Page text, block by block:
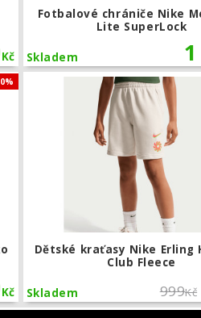
Kč
Fotbalové chrániče Nike
Lite SuperLock
Skladem
United FC 25/26
Kč
Retro fotbalový dres COPA Skotsko
Dětské kraťasy Nike Erling
Club Fleece
999Kč
Skladem